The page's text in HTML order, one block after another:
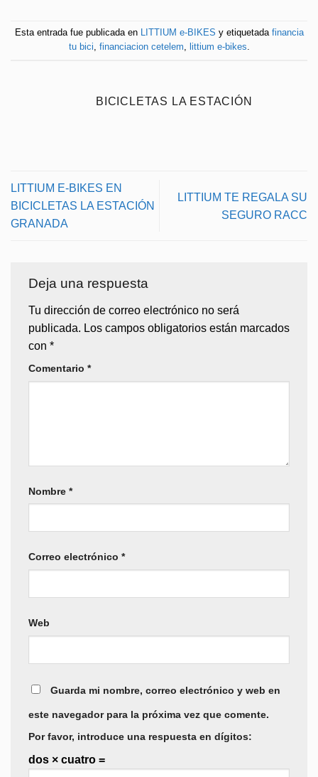
Esta entrada fue publicada en LITTIUM e-BIKES y etiquetada financia
tu bici, financiacion cetelem, littium e-bikes.
BICICLETAS LA ESTACIÓN
LITTIUM E-BIKES EN
BICICLETAS LA ESTACIÓN
GRANADA
LITTIUM TE REGALA SU
SEGURO RACC
Deja una respuesta
Tu dirección de correo electrónico no será
publicada. Los campos obligatorios están marcados
con *
Comentario *
Nombre *
Correo electrónico *
Web
Guarda mi nombre, correo electrónico y web en
este navegador para la próxima vez que comente.
Por favor, introduce una respuesta en dígitos:
dos × cuatro =